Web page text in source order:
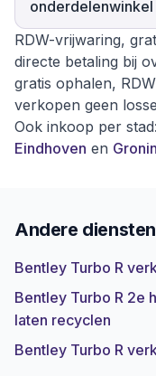
RDW-vrijwaring,
directe betaling bij
gratis ophalen,
verkopen geen
Ook inkoop per stad:
Eindhoven en
Andere
Bentley Turbo R
Bentley Turbo R 2e
laten recyclen
Bentley Turbo R